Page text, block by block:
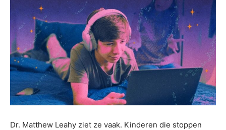
en
AI-
Dr. Matthew Leahy ziet ze vaak. Kinderen die stoppen